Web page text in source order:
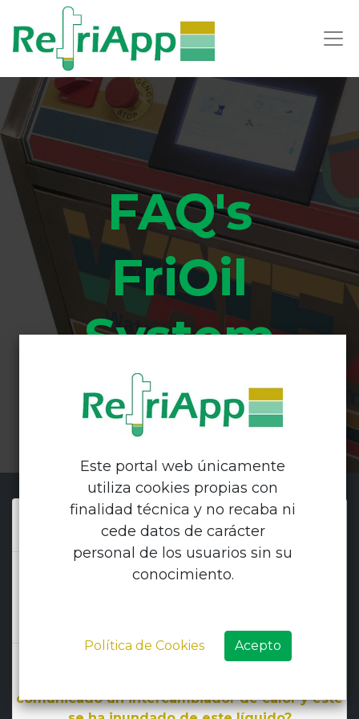
FAQ's
FriOil
System
1. ¿El sistema es capaz de recuperar y
reciclar todos los refrigerantes?
2. Después de la limpieza de un circuito,
3. ¿Se puede extraer AGUA de una
comunicado un intercambiador de calor y éste
Este portal web únicamente
utiliza cookies propias con
finalidad técnica y no recaba ni
cede datos de carácter
personal de los usuarios sin su
conocimiento.
Política de Cookies Acepto